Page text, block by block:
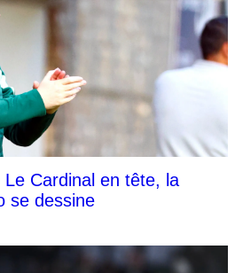
Cardinal en tête, la
se dessine